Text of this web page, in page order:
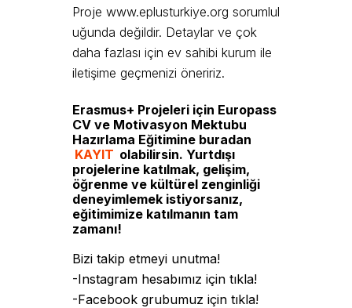
Proje www.eplusturkiye.org sorumlul
uğunda değildir. Detaylar ve çok
daha fazlası için ev sahibi kurum ile
iletişime geçmenizi öneririz.
Erasmus+ Projeleri için Europass
CV ve Motivasyon Mektubu
Hazırlama Eğitimine buradan
KAYIT olabilirsin. Yurtdışı
projelerine katılmak, gelişim,
öğrenme ve kültürel zenginliği
deneyimlemek istiyorsanız,
eğitimimize katılmanın tam
zamanı!
Bizi takip etmeyi unutma!
-Instagram hesabımız için tıkla!
-Facebook grubumuz için tıkla!